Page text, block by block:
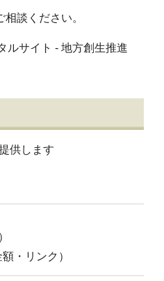
談ください。
ルサイト - 地方創生推進
供します
・リンク）